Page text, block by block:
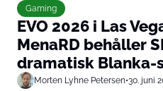
Gaming
EVO 2026 i Las
MenaRD behåller
dramatisk Blanka-
Morten Lyhne Petersen•30. juni